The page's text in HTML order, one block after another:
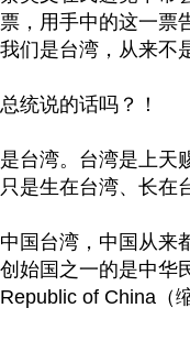
，用手中的这一票
们是台湾，从来不
统说的话吗？！
台湾。台湾是上天
是生在台湾、长在
国台湾，中国从来
始国之一的是中华
of China（